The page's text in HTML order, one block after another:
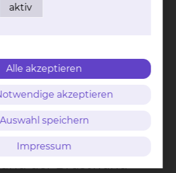
bei Be­strah­lung der
der Brust­wand
aktiv
Alle akzeptieren
akzeptieren
Auswahl speichern
Impressum